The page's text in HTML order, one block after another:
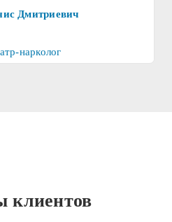
Дмитриевич
нарколог
клиентов